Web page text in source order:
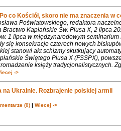
co Kościół, skoro nie ma znaczenia w
Poświatowskiego, redaktora
Bractwo Kapłańskie Św. Piusa X, 2 lipca
1 lipca w międzynarodowym
się konsekracje czterech nowych
stanowi akt schizmy skutkujący
Świętego Piusa X (FSSPX),
księży tradycjonalistycznych.
->
na Ukrainie. Rozbrajenie polskiej armii
(0)| Wiecej ->